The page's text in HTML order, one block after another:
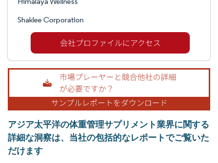
Shaklee Corporation
アジア太平洋の体重管理サプリメント業界に関する
詳細な洞察は、当社の包括的なレポートでご覧いた
だけます